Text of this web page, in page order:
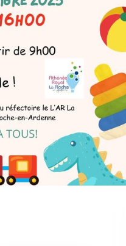
fondamentale
de 10h à 16h.
place.